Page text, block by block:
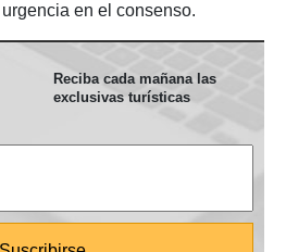
en el consenso.
Reciba cada mañana las
exclusivas turísticas